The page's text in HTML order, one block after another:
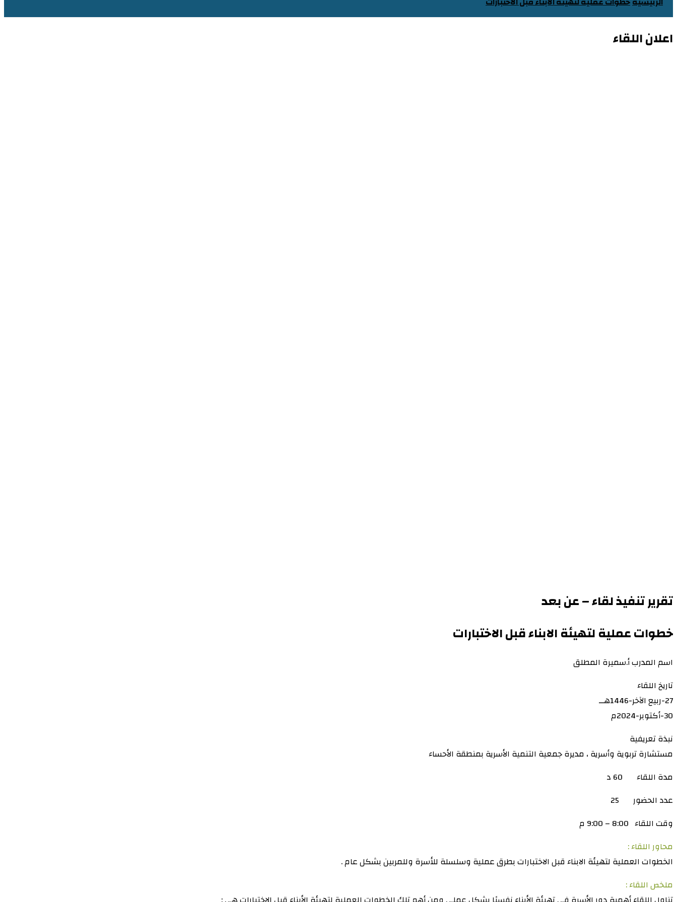
اعلان اللقاء
تقرير تنفيذ لقاء – عن بعد
خطوات عملية لتهيئة الابناء قبل الاختبارات
اسم المدرب أ.سميرة المطلق
تاريخ اللقاء
27-ربيع الآخر-1446هــ
30-أكتوبر-2024م
نبذة تعريفية
مستشارة تربوية وأسرية ، مديرة جمعية التنمية الأسرية بمنطقة الأحساء
مدة اللقاء 60 د
عدد الحضور 25
وقت اللقاء 8:00 – 9:00 م
محاور اللقاء :
الخطوات العملية لتهيئة الابناء قبل الاختبارات بطرق عملية وسلسلة للأسرة وللمربين بشكل عام .
ملخص اللقاء :